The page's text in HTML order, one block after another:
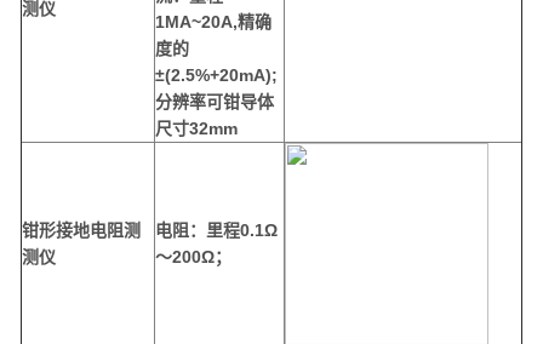
测仪
1MA~20A,精确
度的
±(2.5%+20mA);
分辨率可钳导体
尺寸32mm
钳形接地电阻测
测仪
电阻：里程0.1Ω
～200Ω；